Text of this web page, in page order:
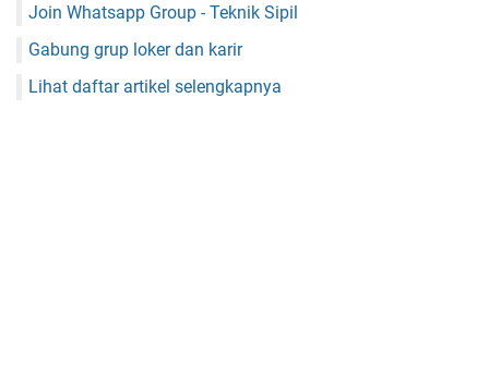
Join Whatsapp Group - Teknik Sipil
Gabung grup loker dan karir
Lihat daftar artikel selengkapnya